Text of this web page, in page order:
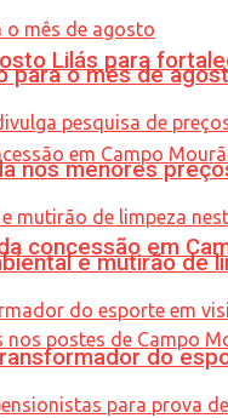
Lilás para
concessão em
para o mês de
nos menores
e mutirão de
do